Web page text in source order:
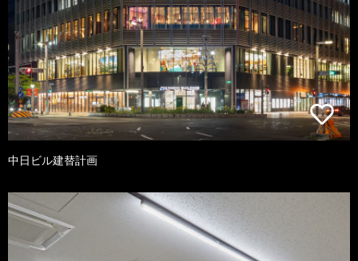
中日ビル建替計画